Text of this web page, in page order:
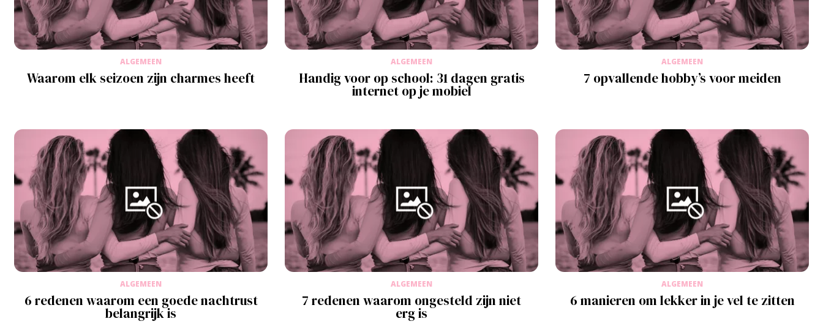
ALGEMEEN
Waarom elk seizoen zijn charmes heeft
ALGEMEEN
Handig voor op school: 31 dagen gratis
internet op je mobiel
ALGEMEEN
7 opvallende hobby’s voor meiden
ALGEMEEN
6 redenen waarom een goede nachtrust
belangrijk is
ALGEMEEN
7 redenen waarom ongesteld zijn niet
erg is
ALGEMEEN
6 manieren om lekker in je vel te zitten